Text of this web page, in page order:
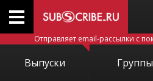
Отправляет email-рассылки с
Выпуски Группы